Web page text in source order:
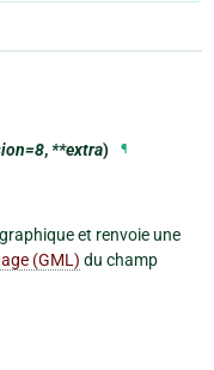
,**extra) ¶
et renvoie une
(GML) du champ